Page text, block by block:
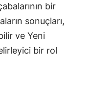
bir
sonuçları,
ve Yeni
bir rol